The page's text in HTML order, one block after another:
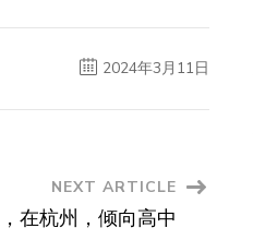
2024年3月11日
NEXT ARTICLE
在杭州，倾向高中